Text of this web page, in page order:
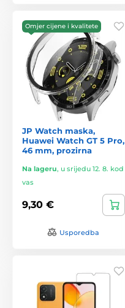
Omjer cijene i kvalitete
JP Watch maska,
Huawei Watch GT 5 Pro,
46 mm, prozirna
Na lageru, u srijedu 12. 8. kod
vas
9,30 €
Usporedba